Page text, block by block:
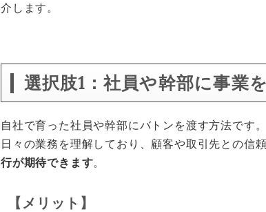
介します。
選択肢1：社員や幹部に事業
自社で育った社員や幹部にバトンを渡す方法です。
日々の業務を理解しており、顧客や取引先との信
行が期待できます。
【メリット】